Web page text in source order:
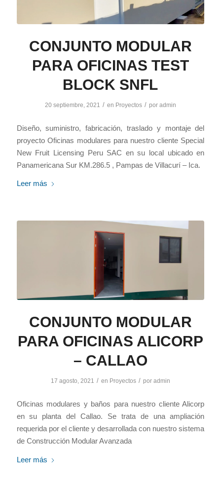
CONJUNTO MODULAR
PARA OFICINAS TEST
BLOCK SNFL
20 septiembre, 2021 / en Proyectos / por admin
Diseño, suministro, fabricación, traslado y montaje del
proyecto Oficinas modulares para nuestro cliente Special
New Fruit Licensing Peru SAC en su local ubicado en
Panamericana Sur KM.286.5 , Pampas de Villacurí – Ica.
Leer más
CONJUNTO MODULAR
PARA OFICINAS ALICORP
– CALLAO
17 agosto, 2021 / en Proyectos / por admin
Oficinas modulares y baños para nuestro cliente Alicorp
en su planta del Callao. Se trata de una ampliación
requerida por el cliente y desarrollada con nuestro sistema
de Construcción Modular Avanzada
Leer más